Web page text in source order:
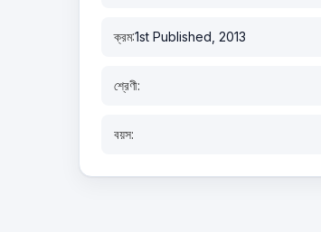
ক্রম:1st Published, 2013
শ্রেণী:
বয়স: